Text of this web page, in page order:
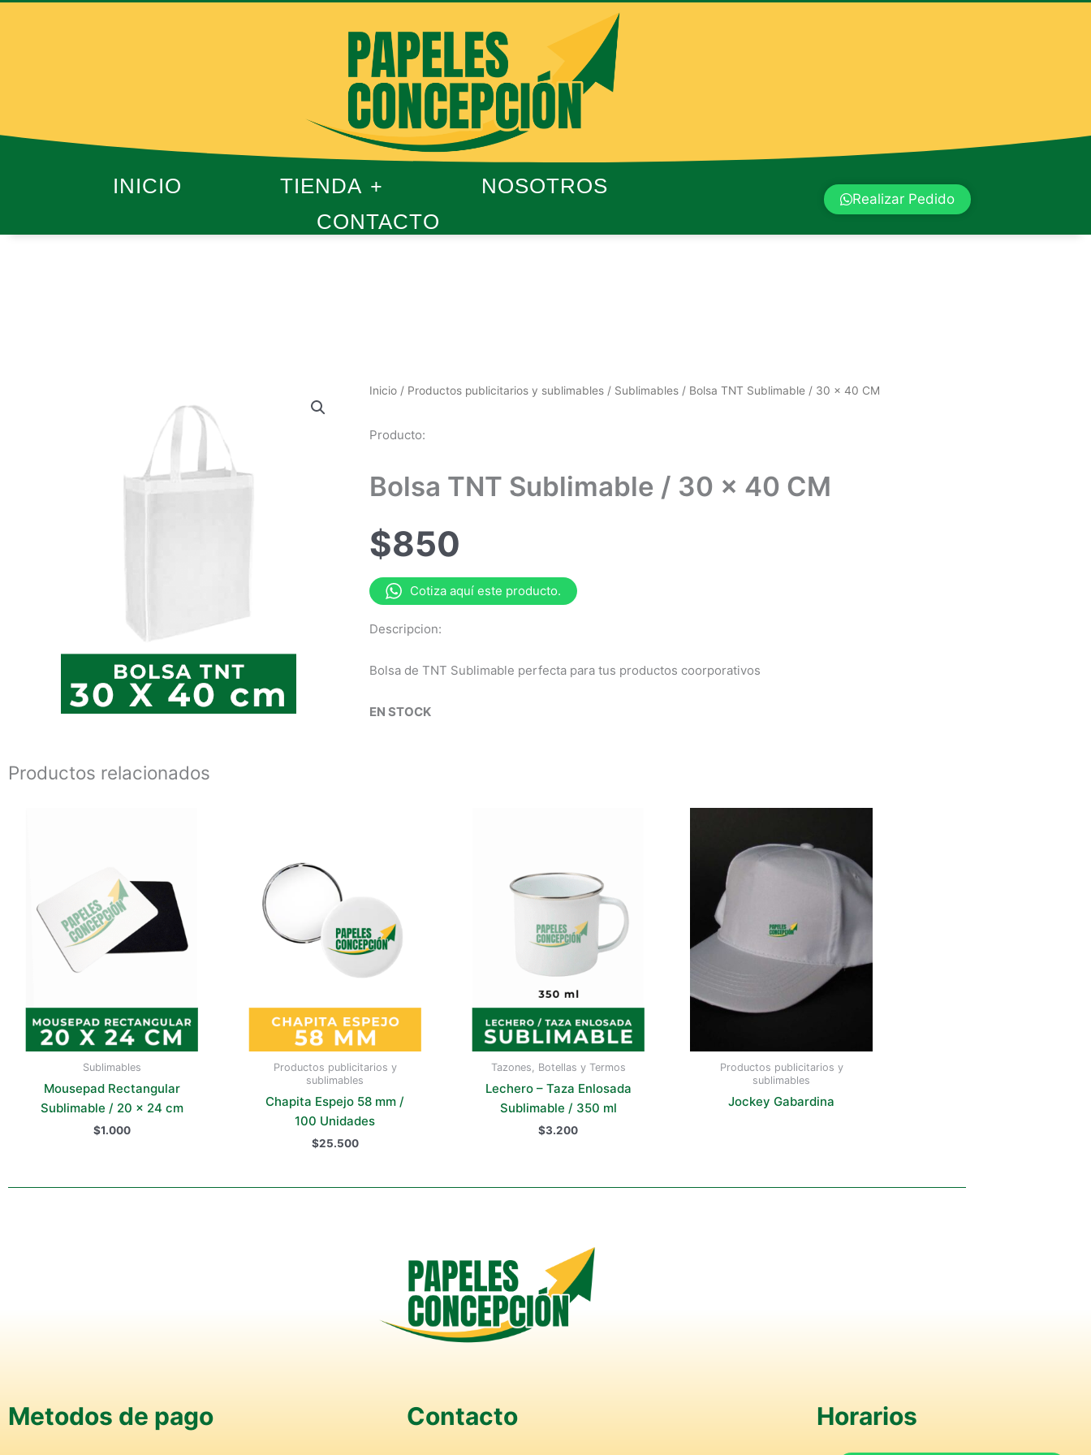
INICIO TIENDA
NOSOTROS
CONTACTO
Realizar Pedido
Inicio / Productos publicitarios y sublimables / Sublimables / Bolsa TNT Sublimable / 30 x 40 CM
Producto:
Bolsa TNT Sublimable / 30 x 40 CM
$850
Cotiza aquí este producto.
Descripcion:
Bolsa de TNT Sublimable perfecta para tus productos coorporativos
EN STOCK
Productos relacionados
Sublimables
Mousepad Rectangular
Sublimable / 20 x 24 cm
$1.000
Productos publicitarios y
sublimables
Chapita Espejo 58 mm /
100 Unidades
$25.500
Tazones, Botellas y Termos
Lechero – Taza Enlosada
Sublimable / 350 ml
$3.200
Productos publicitarios y
sublimables
Jockey Gabardina
Metodos de pago Contacto Horarios